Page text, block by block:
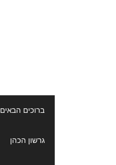
ברוכים הבאים
גרשון הכהן